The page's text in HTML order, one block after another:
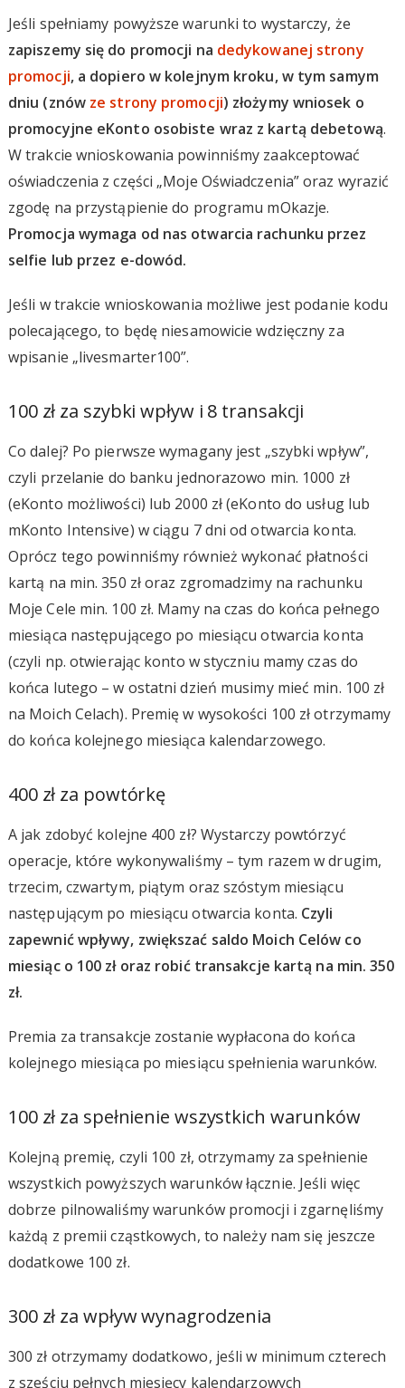
Jeśli spełniamy powyższe warunki to wystarczy, że
zapiszemy się do promocji na dedykowanej strony
promocji, a dopiero w kolejnym kroku, w tym samym
dniu (znów ze strony promocji) złożymy wniosek o
promocyjne eKonto osobiste wraz z kartą debetową.
W trakcie wnioskowania powinniśmy zaakceptować
oświadczenia z części „Moje Oświadczenia” oraz wyrazić
zgodę na przystąpienie do programu mOkazje.
Promocja wymaga od nas otwarcia rachunku przez
selfie lub przez e-dowód.
Jeśli w trakcie wnioskowania możliwe jest podanie kodu
polecającego, to będę niesamowicie wdzięczny za
wpisanie „livesmarter100”.
100 zł za szybki wpływ i 8 transakcji
Co dalej? Po pierwsze wymagany jest „szybki wpływ”,
czyli przelanie do banku jednorazowo min. 1000 zł
(eKonto możliwości) lub 2000 zł (eKonto do usług lub
mKonto Intensive) w ciągu 7 dni od otwarcia konta.
Oprócz tego powinniśmy również wykonać płatności
kartą na min. 350 zł oraz zgromadzimy na rachunku
Moje Cele min. 100 zł. Mamy na czas do końca pełnego
miesiąca następującego po miesiącu otwarcia konta
(czyli np. otwierając konto w styczniu mamy czas do
końca lutego – w ostatni dzień musimy mieć min. 100 zł
na Moich Celach). Premię w wysokości 100 zł otrzymamy
do końca kolejnego miesiąca kalendarzowego.
400 zł za powtórkę
A jak zdobyć kolejne 400 zł? Wystarczy powtórzyć
operacje, które wykonywaliśmy – tym razem w drugim,
trzecim, czwartym, piątym oraz szóstym miesiącu
następującym po miesiącu otwarcia konta. Czyli
zapewnić wpływy, zwiększać saldo Moich Celów co
miesiąc o 100 zł oraz robić transakcje kartą na min. 350
zł.
Premia za transakcje zostanie wypłacona do końca
kolejnego miesiąca po miesiącu spełnienia warunków.
100 zł za spełnienie wszystkich warunków
Kolejną premię, czyli 100 zł, otrzymamy za spełnienie
wszystkich powyższych warunków łącznie. Jeśli więc
dobrze pilnowaliśmy warunków promocji i zgarnęliśmy
każdą z premii cząstkowych, to należy nam się jeszcze
dodatkowe 100 zł.
300 zł za wpływ wynagrodzenia
300 zł otrzymamy dodatkowo, jeśli w minimum czterech
z sześciu pełnych miesięcy kalendarzowych